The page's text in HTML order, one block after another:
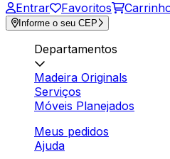
Entrar Favoritos
Informe o seu CEP
Departamentos
Madeira Originals
Serviços
Móveis Planejados
Meus pedidos
Ajuda